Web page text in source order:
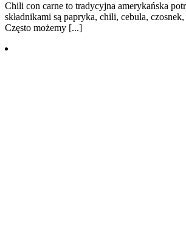
Chili con carne to tradycyjna amerykańska
składnikami są papryka, chili, cebula,
Często możemy [...]